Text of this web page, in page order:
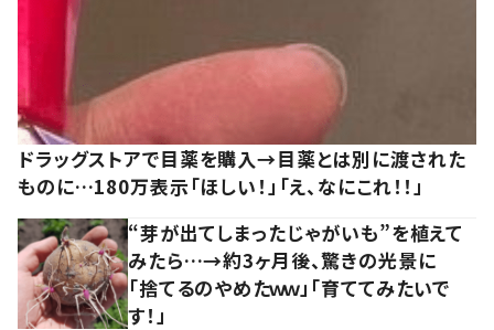
ドラッグストアで目薬を購入→目薬とは別に渡された
ものに…180万表示「ほしい！」「え、なにこれ！！」
“芽が出てしまったじゃがいも”を植えて
みたら…→約3ヶ月後、驚きの光景に
「捨てるのやめたｗｗ」「育ててみたいで
す！」